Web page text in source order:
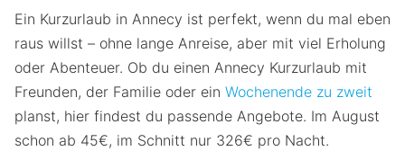
Ein Kurzurlaub in Annecy ist perfekt, wenn du mal eben
raus willst – ohne lange Anreise, aber mit viel Erholung
oder Abenteuer. Ob du einen Annecy Kurzurlaub mit
Freunden, der Familie oder ein Wochenende zu zweit
planst, hier findest du passende Angebote. Im August
schon ab 45€, im Schnitt nur 326€ pro Nacht.